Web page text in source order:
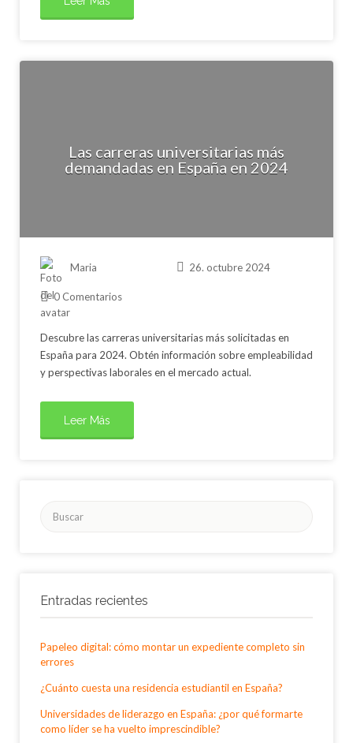
Las carreras universitarias más
demandadas en España en 2024
Maria 26. octubre 2024
0 Comentarios
Descubre las carreras universitarias más solicitadas en
España para 2024. Obtén información sobre empleabilidad
y perspectivas laborales en el mercado actual.
Leer Más
Entradas recientes
Papeleo digital: cómo montar un expediente completo sin
errores
¿Cuánto cuesta una residencia estudiantil en España?
Universidades de liderazgo en España: ¿por qué formarte
como líder se ha vuelto imprescindible?